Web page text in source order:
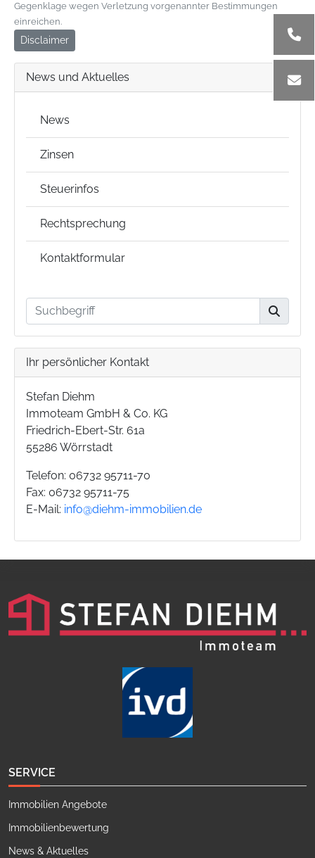
Gegenklage wegen Verletzung vorgenannter Bestimmungen
einreichen.
Disclaimer
News und Aktuelles
News
Zinsen
Steuerinfos
Rechtsprechung
Kontaktformular
Ihr persönlicher Kontakt
Stefan Diehm
Immoteam GmbH & Co. KG
Friedrich-Ebert-Str. 61a
55286 Wörrstadt
Telefon: 06732 95711-70
Fax: 06732 95711-75
E-Mail: info@diehm-immobilien.de
SERVICE
Immobilien Angebote
Immobilienbewertung
News & Aktuelles